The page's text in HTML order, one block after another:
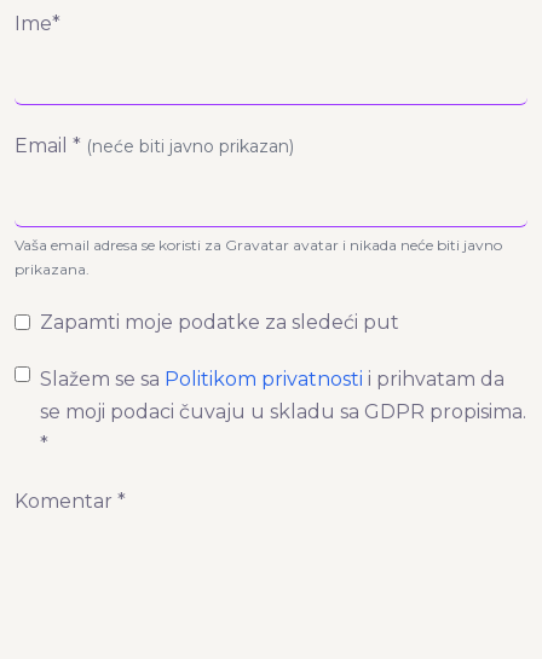
Ime*
Email * (neće biti javno prikazan)
Vaša email adresa se koristi za Gravatar avatar i nikada neće biti javno
prikazana.
Zapamti moje podatke za sledeći put
Slažem se sa Politikom privatnosti i prihvatam da
se moji podaci čuvaju u skladu sa GDPR propisima.
*
Komentar *